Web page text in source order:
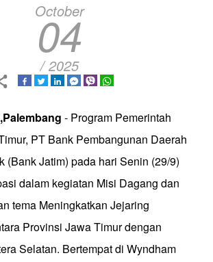
October
04
/ 2025
- Program Pemerintah
PT Bank Pembangunan Daerah
(Bank Jatim) pada hari Senin (29/9)
dalam kegiatan Misi Dagang dan
tema Meningkatkan Jejaring
Provinsi Jawa Timur dengan
Selatan. Bertempat di Wyndham